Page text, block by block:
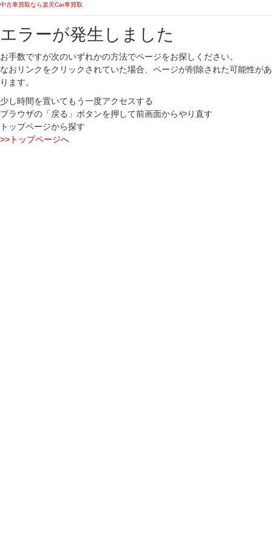
中古車買取なら楽天Car車買取
エラーが発生しました
お手数ですが次のいずれかの方法でページをお探しください。
なおリンクをクリックされていた場合、ページが削除された可能性があ
ります。
少し時間を置いてもう一度アクセスする
ブラウザの「戻る」ボタンを押して前画面からやり直す
トップページから探す
>>トップページへ